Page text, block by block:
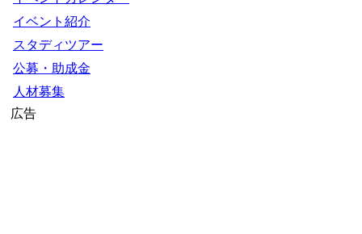
イベント紹介
スタディツアー
公募・助成金
人材募集
広告